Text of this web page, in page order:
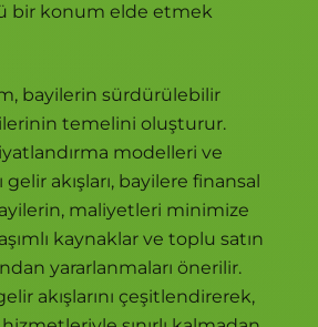
bir konum elde etmek
bayilerin sürdürülebilir
temelini oluşturur.
modelleri ve
akışları, bayilere finansal
maliyetleri minimize
kaynaklar ve toplu satın
yararlanmaları önerilir.
akışlarını çeşitlendirerek,